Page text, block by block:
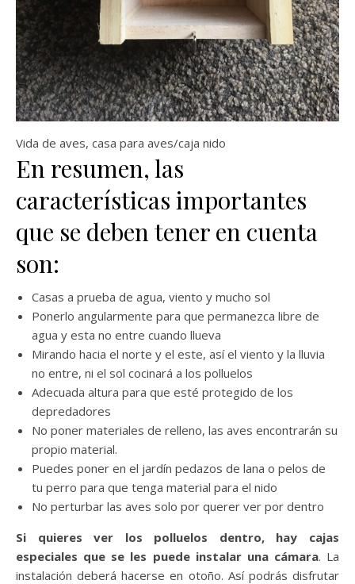
Vida de aves, casa para aves/caja nido
En resumen, las
características importantes
que se deben tener en cuenta
son:
Casas a prueba de agua, viento y mucho sol
Ponerlo angularmente para que permanezca libre de
agua y esta no entre cuando llueva
Mirando hacia el norte y el este, así el viento y la lluvia
no entre, ni el sol cocinará a los polluelos
Adecuada altura para que esté protegido de los
depredadores
No poner materiales de relleno, las aves encontrarán su
propio material.
Puedes poner en el jardín pedazos de lana o pelos de
tu perro para que tenga material para el nido
No perturbar las aves solo por querer ver por dentro
Si quieres ver los polluelos dentro, hay cajas
especiales que se les puede instalar una cámara. La
instalación deberá hacerse en otoño. Así podrás disfrutar